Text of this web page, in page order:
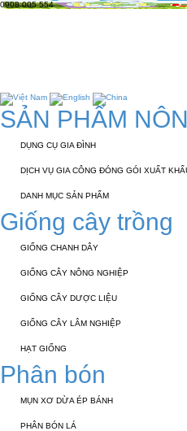
0908 005 554
SẢN PHẨM
DỤNG CỤ GIA ĐÌNH
DỊCH VỤ GIA CÔNG ĐÓNG GÓI XUẤT
DANH MỤC SẢN PHẨM
Giống cây trồng
GIỐNG CHANH DÂY
GIỐNG CÂY NÔNG NGHIỆP
GIỐNG CÂY DƯỢC LIỆU
GIỐNG CÂY LÂM NGHIỆP
HẠT GIỐNG
Phân bón
MỤN XƠ DỪA ÉP BÁNH
PHÂN BÓN LÁ